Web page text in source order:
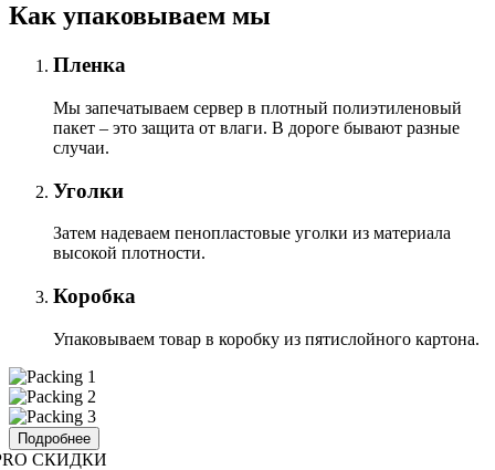
Как упаковываем мы
Пленка
Мы запечатываем сервер в плотный полиэтиленовый
пакет – это защита от влаги. В дороге бывают разные
случаи.
Уголки
Затем надеваем пенопластовые уголки из материала
высокой плотности.
Коробка
Упаковываем товар в коробку из пятислойного картона.
Подробнее
СКИДКИ